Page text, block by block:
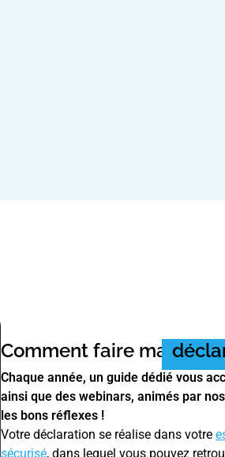
Comment faire ma
Chaque année, un guide dédié vous
ainsi que des webinars, animés par
les bons réflexes !
Votre déclaration se réalise dans votre
sécurisé, dans lequel vous pouvez